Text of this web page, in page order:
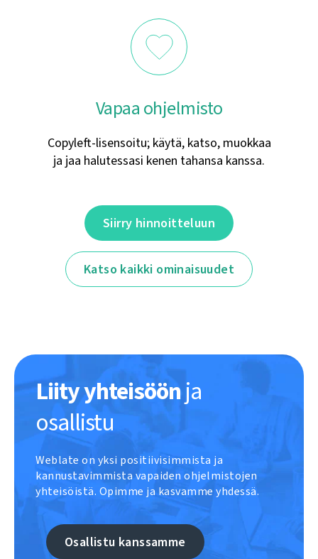
Vapaa ohjelmisto
Copyleft-lisensoitu; käytä, katso, muokkaa
ja jaa halutessasi kenen tahansa kanssa.
Siirry hinnoitteluun
Katso kaikki ominaisuudet
Liity yhteisöönja
osallistu
Weblate on yksi positiivisimmista ja
kannustavimmista vapaiden ohjelmistojen
yhteisöistä. Opimme ja kasvamme yhdessä.
Osallistu kanssamme